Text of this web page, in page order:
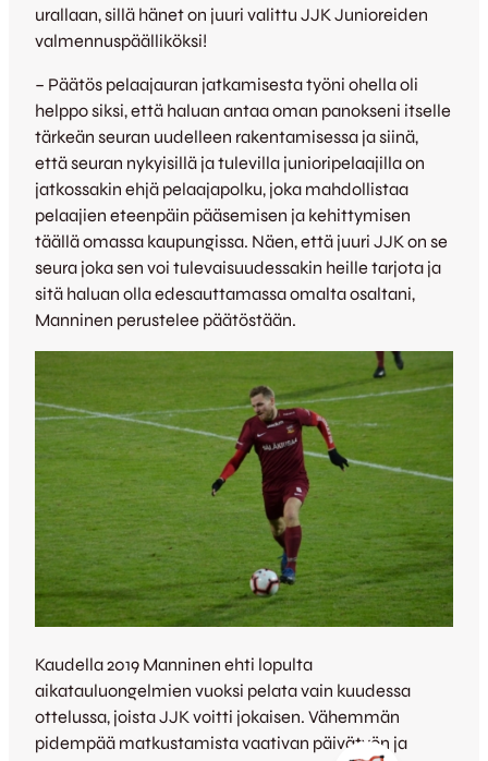
urallaan, sillä hänet on juuri valittu JJK Junioreiden
valmennuspäälliköksi!
– Päätös pelaajauran jatkamisesta työni ohella oli
helppo siksi, että haluan antaa oman panokseni itselle
tärkeän seuran uudelleen rakentamisessa ja siinä,
että seuran nykyisillä ja tulevilla junioripelaajilla on
jatkossakin ehjä pelaajapolku, joka mahdollistaa
pelaajien eteenpäin pääsemisen ja kehittymisen
täällä omassa kaupungissa. Näen, että juuri JJK on se
seura joka sen voi tulevaisuudessakin heille tarjota ja
sitä haluan olla edesauttamassa omalta osaltani,
Manninen perustelee päätöstään.
Kaudella 2019 Manninen ehti lopulta
aikatauluongelmien vuoksi pelata vain kuudessa
ottelussa, joista JJK voitti jokaisen. Vähemmän
pidempää matkustamista vaativan päivätyön ja